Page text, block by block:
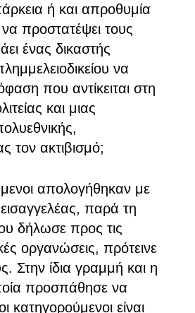
ή και απροθυμία
να προστατέψει τους
ένας δικαστής
να
που αντίκειται στη
και μιας
τον ακτιβισμό;
απολογήθηκαν με
εισαγγελέας, παρά τη
δήλωσε προς τις
οργανώσεις, πρότεινε
Στην ίδια γραμμή και η
προσπάθησε να
κατηγορούμενοι είναι